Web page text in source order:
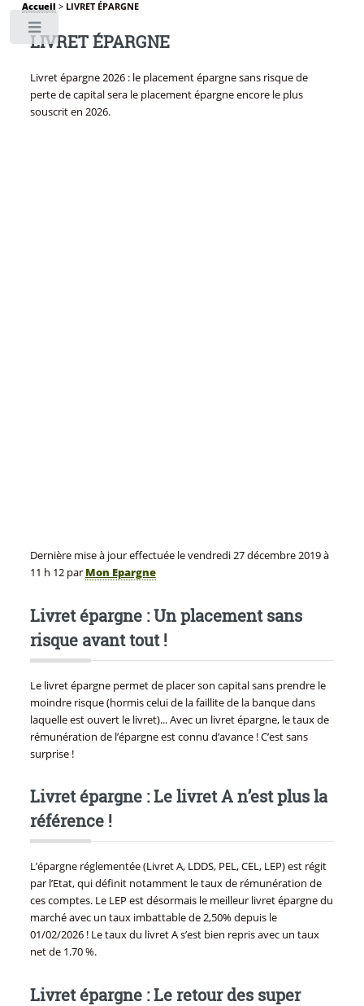
Accueil > LIVRET ÉPARGNE
LIVRET ÉPARGNE
Livret épargne 2026 : le placement épargne sans risque de
perte de capital sera le placement épargne encore le plus
souscrit en 2026.
Dernière mise à jour effectuée levendredi 27 décembre 2019à
11 h 12par Mon Epargne
Livret épargne : Un placement sans
risque avant tout !
Le livret épargne permet de placer son capital sans prendre le
moindre risque (hormis celui de la faillite de la banque dans
laquelle est ouvert le livret)... Avec un livret épargne, le taux de
rémunération de l’épargne est connu d’avance ! C’est sans
surprise !
Livret épargne : Le livret A n’est plus la
référence !
L’épargne réglementée (Livret A, LDDS, PEL, CEL, LEP) est régit
par l’Etat, qui définit notamment le taux de rémunération de
ces comptes. Le LEP est désormais le meilleur livret épargne du
marché avec un taux imbattable de 2,50% depuis le
01/02/2026 ! Le taux du livret A s’est bien repris avec un taux
net de 1.70 %.
Livret épargne : Le retour des super
Toggle